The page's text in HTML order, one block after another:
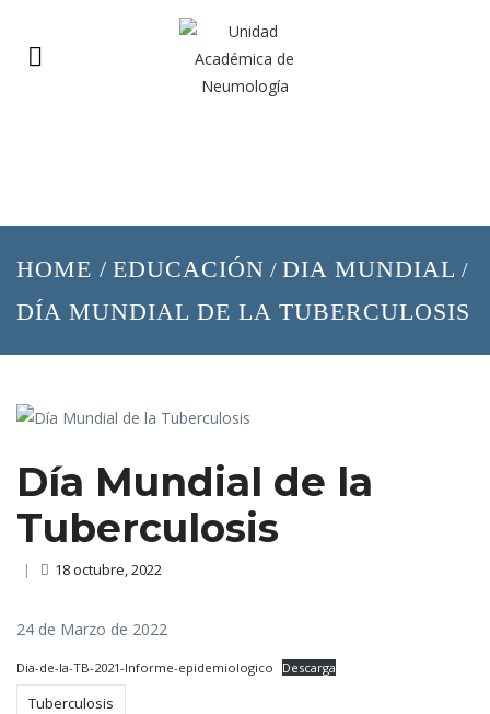
HOME / EDUCACIÓN / DIA MUNDIAL /
DÍA MUNDIAL DE LA TUBERCULOSIS
Día Mundial de la
Tuberculosis
| 18 octubre, 2022
24 de Marzo de 2022
Dia-de-la-TB-2021-Informe-epidemiologico Descarga
Tuberculosis